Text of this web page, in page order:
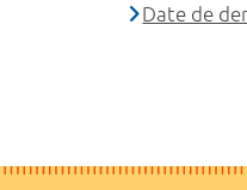
Date de